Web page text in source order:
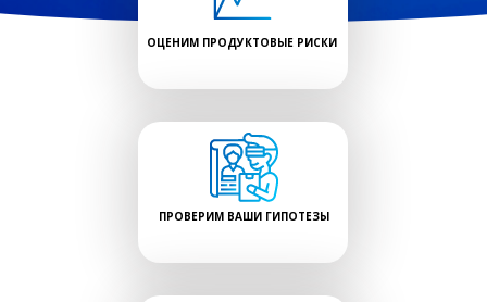
ОЦЕНИМ ПРОДУКТОВЫЕ РИСКИ
ПРОВЕРИМ ВАШИ ГИПОТЕЗЫ